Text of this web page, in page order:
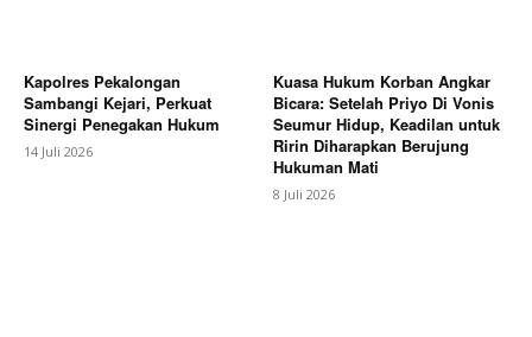
Kapolres Pekalongan
Sambangi Kejari, Perkuat
Sinergi Penegakan Hukum
14 Juli 2026
Kuasa Hukum Korban Angkar
Bicara: Setelah Priyo Di Vonis
Seumur Hidup, Keadilan untuk
Ririn Diharapkan Berujung
Hukuman Mati
8 Juli 2026